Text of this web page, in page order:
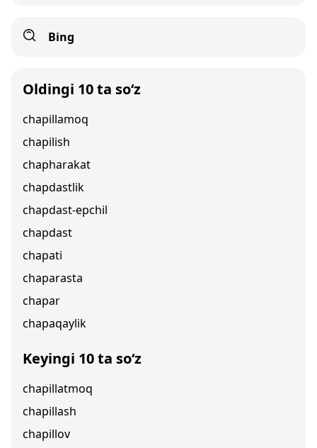
Bing
Oldingi 10 ta so‘z
chapillamoq
chapilish
chapharakat
chapdastlik
chapdast-epchil
chapdast
chapati
chaparasta
chapar
chapaqaylik
Keyingi 10 ta so‘z
chapillatmoq
chapillash
chapillov